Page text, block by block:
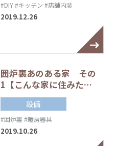
#DIY#キッチン #店舗内装
2019.12.26
囲炉裏あのある家 その
1【こんな家に住みた…
設備
#囲炉裏 #暖房器具
2019.10.26